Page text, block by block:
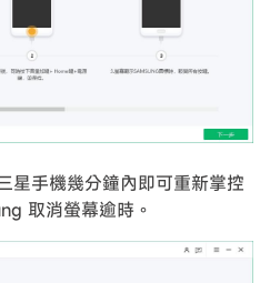
星手機幾分鐘內即可重新掌控
取消螢幕逾時。